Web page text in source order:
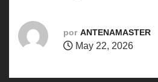
por ANTENAMASTER
May 22, 2026